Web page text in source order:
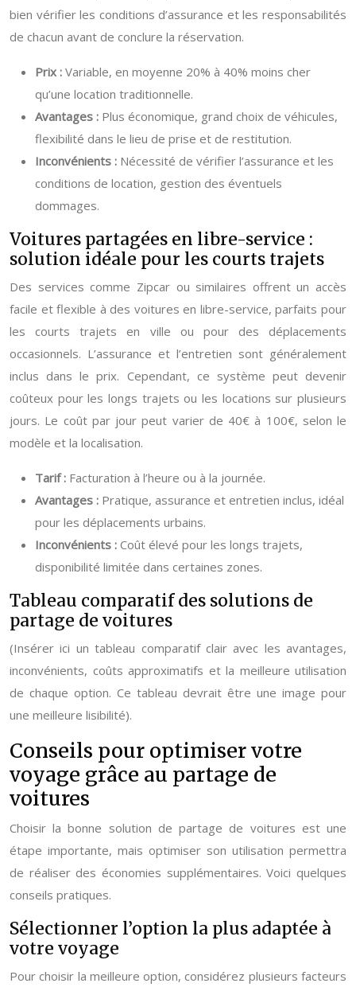
bien vérifier les conditions d’assurance et les responsabilités
de chacun avant de conclure la réservation.
Prix : Variable, en moyenne 20% à 40% moins cher
qu’une location traditionnelle.
Avantages : Plus économique, grand choix de véhicules,
flexibilité dans le lieu de prise et de restitution.
Inconvénients : Nécessité de vérifier l’assurance et les
conditions de location, gestion des éventuels
dommages.
Voitures partagées en libre-service :
solution idéale pour les courts trajets
Des services comme Zipcar ou similaires offrent un accès
facile et flexible à des voitures en libre-service, parfaits pour
les courts trajets en ville ou pour des déplacements
occasionnels. L’assurance et l’entretien sont généralement
inclus dans le prix. Cependant, ce système peut devenir
coûteux pour les longs trajets ou les locations sur plusieurs
jours. Le coût par jour peut varier de 40€ à 100€, selon le
modèle et la localisation.
Tarif : Facturation à l’heure ou à la journée.
Avantages : Pratique, assurance et entretien inclus, idéal
pour les déplacements urbains.
Inconvénients : Coût élevé pour les longs trajets,
disponibilité limitée dans certaines zones.
Tableau comparatif des solutions de
partage de voitures
(Insérer ici un tableau comparatif clair avec les avantages,
inconvénients, coûts approximatifs et la meilleure utilisation
de chaque option. Ce tableau devrait être une image pour
une meilleure lisibilité).
Conseils pour optimiser votre
voyage grâce au partage de
voitures
Choisir la bonne solution de partage de voitures est une
étape importante, mais optimiser son utilisation permettra
de réaliser des économies supplémentaires. Voici quelques
conseils pratiques.
Sélectionner l’option la plus adaptée à
votre voyage
Pour choisir la meilleure option, considérez plusieurs facteurs